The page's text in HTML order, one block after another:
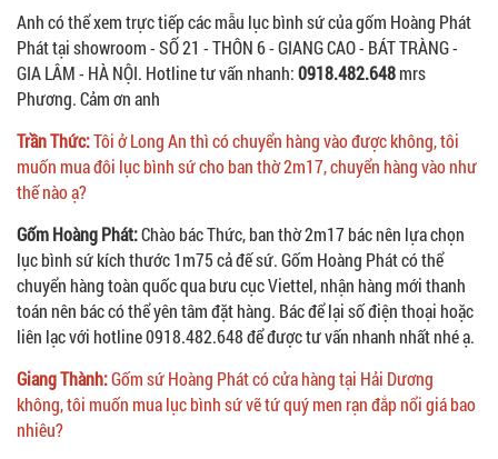
Anh có thể xem trực tiếp các mẫu lục bình sứ của gốm Hoàng Phát
Phát tại showroom - SỐ 21 - THÔN 6 - GIANG CAO - BÁT TRÀNG -
GIA LÂM - HÀ NỘI. Hotline tư vấn nhanh:0918.482.648mrs
Phương. Cảm ơn anh
Trần Thức:Tôi ở Long An thì có chuyển hàng vào được không, tôi
muốn mua đôi lục bình sứ cho ban thờ 2m17, chuyển hàng vào như
thế nào ạ?
Gốm Hoàng Phát:Chào bác Thức, ban thờ 2m17 bác nên lựa chọn
lục bình sứ kích thước 1m75 cả đế sứ. Gốm Hoàng Phát có thể
chuyển hàng toàn quốc qua bưu cục Viettel, nhận hàng mới thanh
toán nên bác có thể yên tâm đặt hàng. Bác để lại số điện thoại hoặc
liên lạc với hotline 0918.482.648 để được tư vấn nhanh nhất nhé ạ.
Giang Thành:Gốm sứ Hoàng Phát có cửa hàng tại Hải Dương
không, tôi muốn mua lục bình sứ vẽ tứ quý men rạn đắp nổi giá bao
nhiêu?